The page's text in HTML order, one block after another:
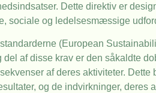
Dette direktiv er
sociale og ledelsesmæssige
(European
af disse krav er den såkaldte
af deres aktiviteter.
og de indvirkninger, deres